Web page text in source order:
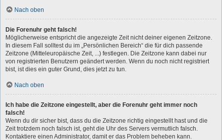
Nach oben
Die Forenuhr geht falsch!
Möglicherweise entspricht die angezeigte Zeit nicht deiner eigenen Zeitzone.
In diesem Fall solltest du im „Persönlichen Bereich“ die für dich passende
Zeitzone (Mitteleuropäische Zeit, ...) festlegen. Die Zeitzone kann dabei nur
von registrierten Benutzern geändert werden. Wenn du noch nicht registriert
bist, ist dies ein guter Grund, dies jetzt zu tun.
Nach oben
Ich habe die Zeitzone eingestellt, aber die Forenuhr geht immer noch
falsch!
Wenn du dir sicher bist, dass du die Zeitzone richtig eingestellt hast und die
Zeit trotzdem noch falsch ist, geht die Uhr des Servers vermutlich falsch.
Kontaktiere einen Administrator, damit er das Problem beheben kann.